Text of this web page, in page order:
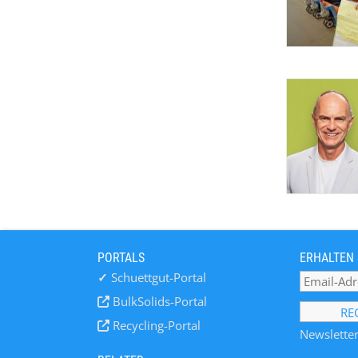
PORTALS
✓ Schuettgut-Portal
BulkSolids-Portal
Recycling-Portal